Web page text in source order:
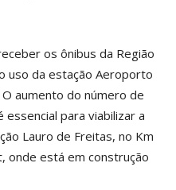
os ônibus da Região
uso da estação Aeroporto
aumento do número de
para viabilizar a
Lauro de Freitas, no Km
onde está em construção